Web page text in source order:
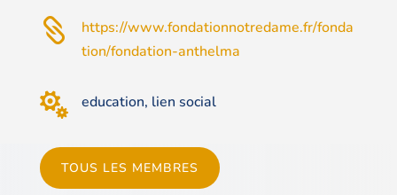

https://www.fondationnotredame.fr/fonda
tion/fondation-anthelma
 education, lien social
TOUS LES MEMBRES